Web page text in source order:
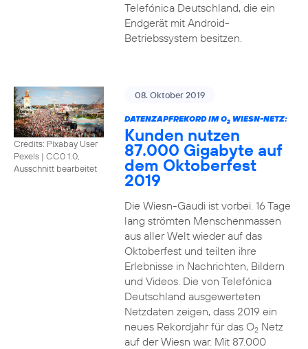
Telefónica Deutschland, die ein
Endgerät mit Android-
Betriebssystem besitzen.
Credits: Pixabay User
Pexels | CC0 1.0,
Ausschnitt bearbeitet
08. Oktober 2019
DATENZAPFREKORD IM O2WIESN-NETZ:
Kunden nutzen
87.000 Gigabyte auf
dem Oktoberfest
2019
Die Wiesn-Gaudi ist vorbei. 16 Tage
lang strömten Menschenmassen
aus aller Welt wieder auf das
Oktoberfest und teilten ihre
Erlebnisse in Nachrichten, Bildern
und Videos. Die von Telefónica
Deutschland ausgewerteten
Netzdaten zeigen, dass 2019 ein
neues Rekordjahr für das O2Netz
auf der Wiesn war. Mit 87.000